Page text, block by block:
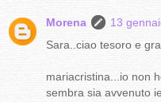
Morena
13
Sara..ciao tesoro e
mariacristina...io non
sembra sia avvenuto